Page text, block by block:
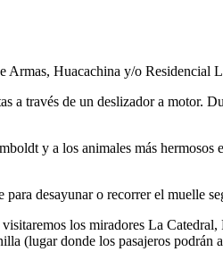
Armas, Huacachina y/o Residencial
través de un deslizador a motor.
y a los animales más
desayunar o recorrer el muelle
los miradores La
(lugar donde los pasajeros